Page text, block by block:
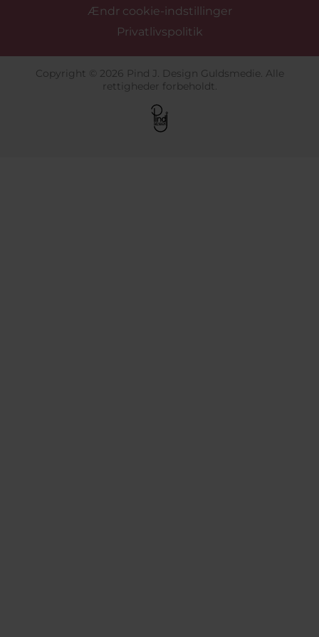
Ændr cookie-indstillinger
Privatlivspolitik
Copyright © 2026 Pind J. Design Guldsmedie. Alle
rettigheder forbeholdt.